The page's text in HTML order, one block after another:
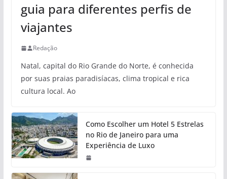
guia para diferentes perfis de
viajantes
Redação
Natal, capital do Rio Grande do Norte, é conhecida
por suas praias paradisíacas, clima tropical e rica
cultura local. Ao
Como Escolher um Hotel 5 Estrelas
no Rio de Janeiro para uma
Experiência de Luxo